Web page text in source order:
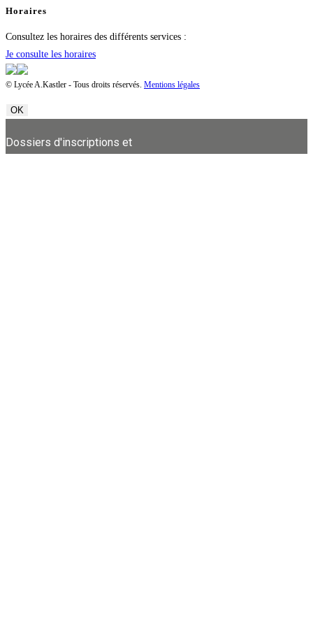
Horaires
Consultez les horaires des différents services :
Je consulte les horaires
© Lycée A.Kastler - Tous droits réservés. Mentions légales
OK
Dossiers d'inscriptions et